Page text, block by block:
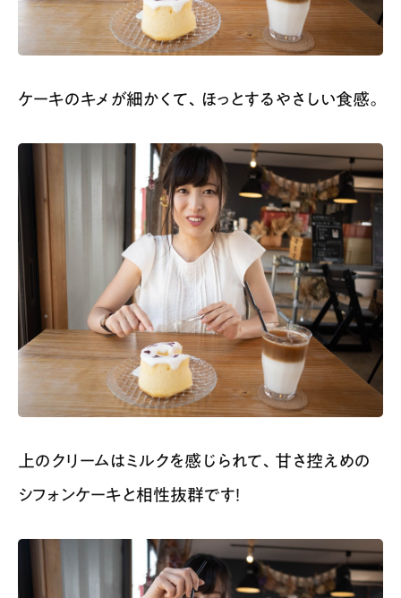
ケーキのキメが細かくて、ほっとするやさしい食感。
上のクリームはミルクを感じられて、甘さ控えめの
シフォンケーキと相性抜群です！